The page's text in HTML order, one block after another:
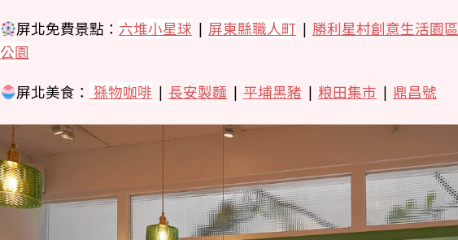
屏北免費景點： 六堆小星球 | 屏東縣職人町 | 勝利星村創意生活園區
公園
屏北美食： 猻物咖啡 | 長安製麵 | 平埔黑豬 |粮田集市 |鼎昌號